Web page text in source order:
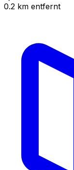
0.2 km entfernt